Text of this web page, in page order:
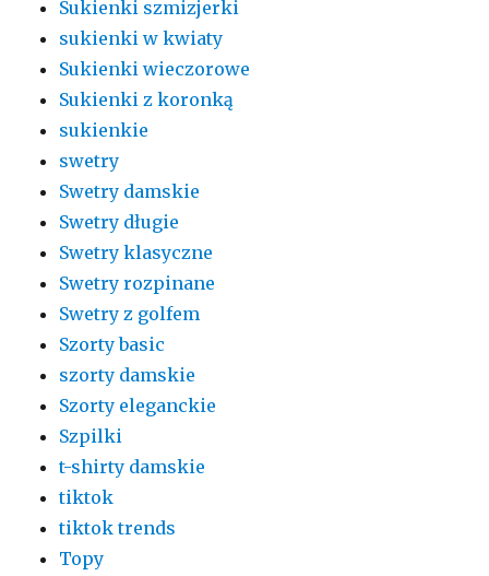
Sukienki szmizjerki
sukienki w kwiaty
Sukienki wieczorowe
Sukienki z koronką
sukienkie
swetry
Swetry damskie
Swetry długie
Swetry klasyczne
Swetry rozpinane
Swetry z golfem
Szorty basic
szorty damskie
Szorty eleganckie
Szpilki
t-shirty damskie
tiktok
tiktok trends
Topy